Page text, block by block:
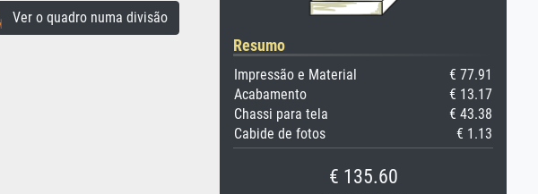
Ver o quadro numa divisão
Resumo
Impressão e Material
€ 77.91
Acabamento
€ 13.17
Chassi para tela
€ 43.38
Cabide de fotos
€ 1.13
€ 135.60